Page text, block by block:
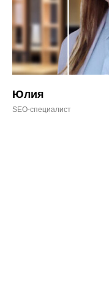
Юлия
SEO-специалист